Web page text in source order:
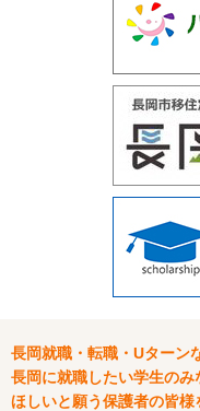
長岡就職・転職・Uターン
長岡に就職したい学生の
ほしいと願う保護者の皆様